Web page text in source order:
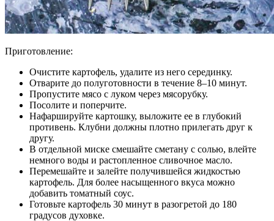
Приготовление:
Очистите картофель, удалите из него серединку.
Отварите до полуготовности в течение 8–10 минут.
Пропустите мясо с луком через мясорубку.
Посолите и поперчите.
Нафаршируйте картошку, выложите ее в глубокий
противень. Клубни должны плотно прилегать друг к
другу.
В отдельной миске смешайте сметану с солью, влейте
немного воды и растопленное сливочное масло.
Перемешайте и залейте получившейся жидкостью
картофель. Для более насыщенного вкуса можно
добавить томатный соус.
Готовьте картофель 30 минут в разогретой до 180
градусов духовке.